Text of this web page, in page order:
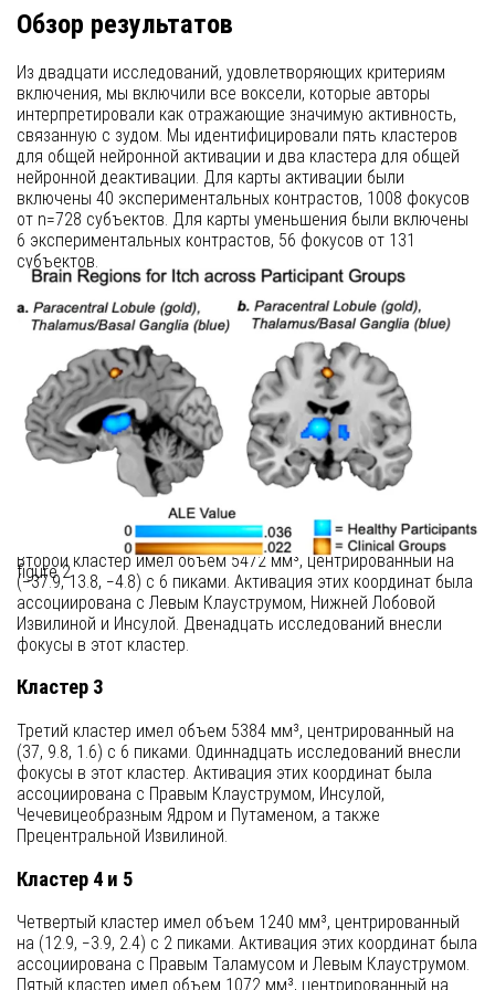
figure 2
Обзор результатов
Из двадцати исследований, удовлетворяющих критериям
включения, мы включили все воксели, которые авторы
интерпретировали как отражающие значимую активность,
связанную с зудом. Мы идентифицировали пять кластеров
для общей нейронной активации и два кластера для общей
нейронной деактивации. Для карты активации были
включены 40 экспериментальных контрастов, 1008 фокусов
от n=728 субъектов. Для карты уменьшения были включены
6 экспериментальных контрастов, 56 фокусов от 131
субъектов.
Кластер 1
Первый кластер имел объем 7840 мм³, центрированный на
(−10, −14.9, 2) с 6 пиками. Активация этих координат была
ассоциирована с Медиальным Дорсальным Ядром и
Вентральным Латеральным Ядром Левого Таламуса, а также
Красным Ядром Левого Мозгового Ствола и Левым
Чечевицеобразным Ядром. Десять исследований внесли
фокусы в этот кластер.
Второй кластер имел объем 5472 мм³, центрированный на
(−37.9, 13.8, −4.8) с 6 пиками. Активация этих координат была
ассоциирована с Левым Клауструмом, Нижней Лобовой
Извилиной и Инсулой. Двенадцать исследований внесли
фокусы в этот кластер.
Кластер 3
Третий кластер имел объем 5384 мм³, центрированный на
(37, 9.8, 1.6) с 6 пиками. Одиннадцать исследований внесли
фокусы в этот кластер. Активация этих координат была
ассоциирована с Правым Клауструмом, Инсулой,
Чечевицеобразным Ядром и Путаменом, а также
Прецентральной Извилиной.
Кластер 4 и 5
Четвертый кластер имел объем 1240 мм³, центрированный
на (12.9, −3.9, 2.4) с 2 пиками. Активация этих координат была
ассоциирована с Правым Таламусом и Левым Клауструмом.
Пятый кластер имел объем 1072 мм³, центрированный на